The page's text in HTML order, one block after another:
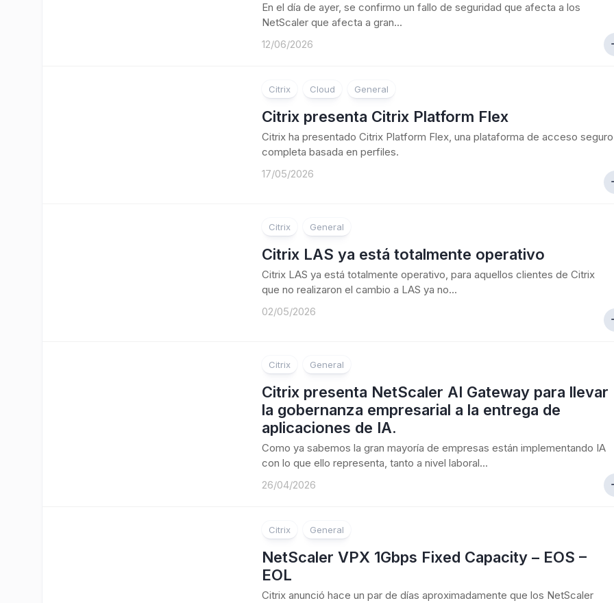
En el día de ayer, se confirmo un fallo de seguridad que afecta a los
NetScaler que afecta a gran...
12/06/2026
Citrix Cloud General
Citrix presenta Citrix Platform Flex
Citrix ha presentado Citrix Platform Flex, una plataforma de acceso seguro
completa basada en perfiles.
17/05/2026
Citrix General
Citrix LAS ya está totalmente operativo
Citrix LAS ya está totalmente operativo, para aquellos clientes de Citrix
que no realizaron el cambio a LAS ya no...
02/05/2026
Citrix General
Citrix presenta NetScaler AI Gateway para llevar
la gobernanza empresarial a la entrega de
aplicaciones de IA.
Como ya sabemos la gran mayoría de empresas están implementando IA
con lo que ello representa, tanto a nivel laboral...
26/04/2026
Citrix General
NetScaler VPX 1Gbps Fixed Capacity – EOS –
EOL
Citrix anunció hace un par de días aproximadamente que los NetScaler